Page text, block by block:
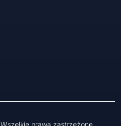
prawa zastrzeżone